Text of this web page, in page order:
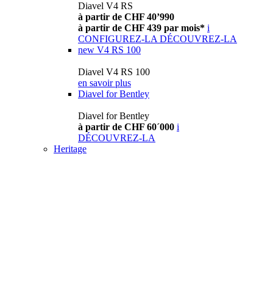
Diavel V4 RS
à partir de CHF 40’990
à partir de CHF 439 par mois* i
CONFIGUREZ-LA DÉCOUVREZ-LA
new V4 RS 100
Diavel V4 RS 100
en savoir plus
Diavel for Bentley
Diavel for Bentley
à partir de CHF 60´000 i
DÉCOUVREZ-LA
Heritage